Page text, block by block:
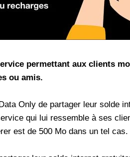
permettant aux clients
ou amis.
Only de partager leur solde
qui lui ressemble à ses
est de 500 Mo dans un tel cas.
au
23 mars 2026,
pour toute
Orange offre,
un volume
ladite recharge.